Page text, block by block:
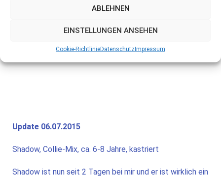
ABLEHNEN
EINSTELLUNGEN ANSEHEN
Cookie-RichtlinieDatenschutzImpressum
Update 06.07.2015
Shadow, Collie-Mix, ca. 6-8 Jahre, kastriert
Shadow ist nun seit 2 Tagen bei mir und er ist wirklich ein